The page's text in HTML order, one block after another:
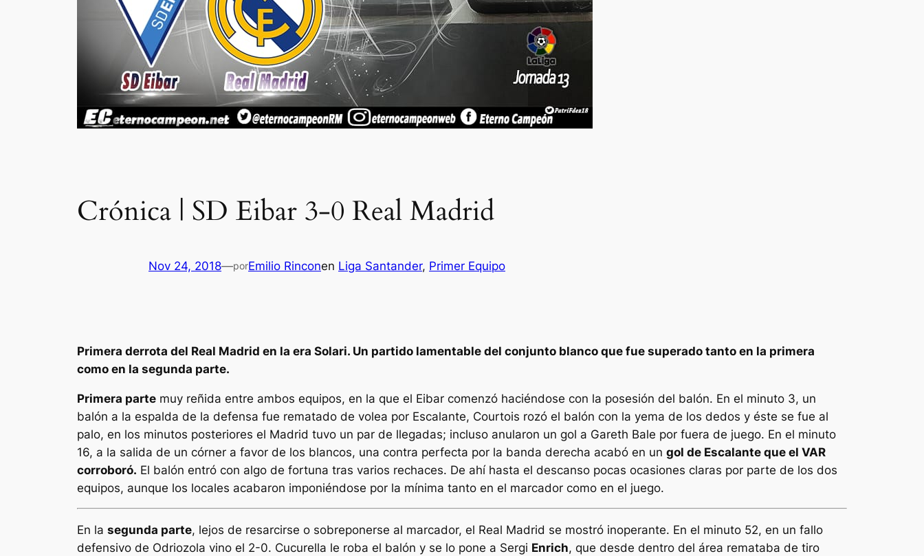
Crónica | SD Eibar 3-0 Real Madrid
Nov 24, 2018—porEmilio Rinconen Liga Santander, Primer Equipo
Primera derrota del Real Madrid en la era Solari. Un partido lamentable del conjunto blanco que fue superado tanto en la primera
como en la segunda parte.
Primera parte muy reñida entre ambos equipos, en la que el Eibar comenzó haciéndose con la posesión del balón. En el minuto 3, un
balón a la espalda de la defensa fue rematado de volea por Escalante, Courtois rozó el balón con la yema de los dedos y éste se fue al
palo, en los minutos posteriores el Madrid tuvo un par de llegadas; incluso anularon un gol a Gareth Bale por fuera de juego. En el minuto
16, a la salida de un córner a favor de los blancos, una contra perfecta por la banda derecha acabó en un gol de Escalante que el VAR
corroboró. El balón entró con algo de fortuna tras varios rechaces. De ahí hasta el descanso pocas ocasiones claras por parte de los dos
equipos, aunque los locales acabaron imponiéndose por la mínima tanto en el marcador como en el juego.
En la segunda parte, lejos de resarcirse o sobreponerse al marcador, el Real Madrid se mostró inoperante. En el minuto 52, en un fallo
defensivo de Odriozola vino el 2-0. Cucurella le roba el balón y se lo pone a Sergi Enrich, que desde dentro del área remataba de tiro